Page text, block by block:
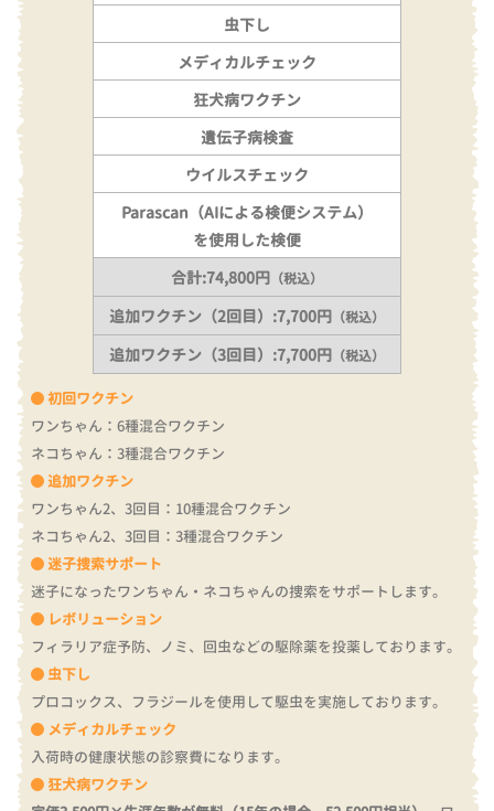
初回ワクチン
ワンちゃん：6種混合ワクチン
ネコちゃん：3種混合ワクチン
追加ワクチン
ワンちゃん2、3回目：10種混合ワクチン
ネコちゃん2、3回目：3種混合ワクチン
迷子捜索サポート
迷子になったワンちゃん・ネコちゃんの捜索をサポートします。
レボリューション
フィラリア症予防、ノミ、回虫などの駆除薬を投薬しております。
虫下し
プロコックス、フラジールを使用して駆虫を実施しております。
メディカルチェック
入荷時の健康状態の診察費になります。
狂犬病ワクチン
虫下し
メディカルチェック
狂犬病ワクチン
遺伝子病検査
ウイルスチェック
Parascan（AIによる検便システム）
を使用した検便
合計:74,800円 （税込）
追加ワクチン（2回目）:7,700円 （税込）
追加ワクチン（3回目）:7,700円 （税込）